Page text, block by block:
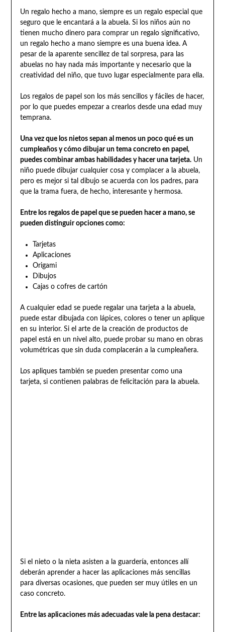
Un regalo hecho a mano, siempre es un regalo especial que
seguro que le encantará a la abuela. Si los niños aún no
tienen mucho dinero para comprar un regalo significativo,
un regalo hecho a mano siempre es una buena idea. A
pesar de la aparente sencillez de tal sorpresa, para las
abuelas no hay nada más importante y necesario que la
creatividad del niño, que tuvo lugar especialmente para ella.
Los regalos de papel son los más sencillos y fáciles de hacer,
por lo que puedes empezar a crearlos desde una edad muy
temprana.
Una vez que los nietos sepan al menos un poco qué es un
cumpleaños y cómo dibujar un tema concreto en papel,
puedes combinar ambas habilidades y hacer una tarjeta.Un
niño puede dibujar cualquier cosa y complacer a la abuela,
pero es mejor si tal dibujo se acuerda con los padres, para
que la trama fuera, de hecho, interesante y hermosa.
Entre los regalos de papel que se pueden hacer a mano, se
pueden distinguir opciones como:
Tarjetas
Aplicaciones
Origami
Dibujos
Cajas o cofres de cartón
A cualquier edad se puede regalar una tarjeta a la abuela,
puede estar dibujada con lápices, colores o tener un aplique
en su interior. Si el arte de la creación de productos de
papel está en un nivel alto, puede probar su mano en obras
volumétricas que sin duda complacerán a la cumpleañera.
Los apliques también se pueden presentar como una
tarjeta, si contienen palabras de felicitación para la abuela.
Si el nieto o la nieta asisten a la guardería, entonces allí
deberán aprender a hacer las aplicaciones más sencillas
para diversas ocasiones, que pueden ser muy útiles en un
caso concreto.
Entre las aplicaciones más adecuadas vale la pena destacar: